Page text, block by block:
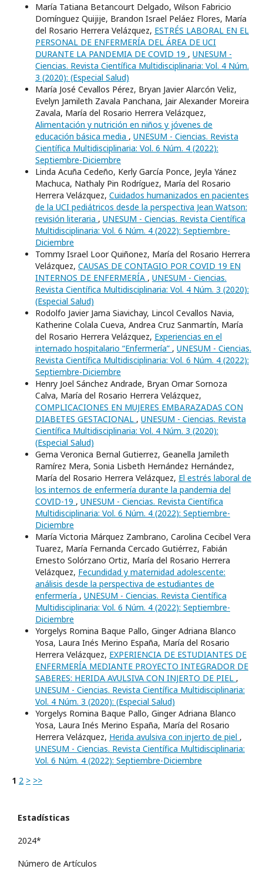
María Tatiana Betancourt Delgado, Wilson Fabricio
Domínguez Quijije, Brandon Israel Peláez Flores, María
del Rosario Herrera Velázquez, ESTRÉS LABORAL EN EL
PERSONAL DE ENFERMERÍA DEL ÁREA DE UCI
DURANTE LA PANDEMIA DE COVID 19 , UNESUM -
Ciencias. Revista Científica Multidisciplinaria: Vol. 4 Núm.
3 (2020): (Especial Salud)
María José Cevallos Pérez, Bryan Javier Alarcón Veliz,
Evelyn Jamileth Zavala Panchana, Jair Alexander Moreira
Zavala, María del Rosario Herrera Velázquez,
Alimentación y nutrición en niños y jóvenes de
educación básica media , UNESUM - Ciencias. Revista
Científica Multidisciplinaria: Vol. 6 Núm. 4 (2022):
Septiembre-Diciembre
Linda Acuña Cedeño, Kerly García Ponce, Jeyla Yánez
Machuca, Nathaly Pin Rodríguez, María del Rosario
Herrera Velázquez, Cuidados humanizados en pacientes
de la UCI pediátricos desde la perspectiva Jean Watson:
revisión literaria , UNESUM - Ciencias. Revista Científica
Multidisciplinaria: Vol. 6 Núm. 4 (2022): Septiembre-
Diciembre
Tommy Israel Loor Quiñonez, María del Rosario Herrera
Velázquez, CAUSAS DE CONTAGIO POR COVID 19 EN
INTERNOS DE ENFERMERÍA , UNESUM - Ciencias.
Revista Científica Multidisciplinaria: Vol. 4 Núm. 3 (2020):
(Especial Salud)
Rodolfo Javier Jama Siavichay, Lincol Cevallos Navia,
Katherine Colala Cueva, Andrea Cruz Sanmartín, María
del Rosario Herrera Velázquez, Experiencias en el
internado hospitalario “Enfermería” , UNESUM - Ciencias.
Revista Científica Multidisciplinaria: Vol. 6 Núm. 4 (2022):
Septiembre-Diciembre
Henry Joel Sánchez Andrade, Bryan Omar Sornoza
Calva, María del Rosario Herrera Velázquez,
COMPLICACIONES EN MUJERES EMBARAZADAS CON
DIABETES GESTACIONAL , UNESUM - Ciencias. Revista
Científica Multidisciplinaria: Vol. 4 Núm. 3 (2020):
(Especial Salud)
Gema Veronica Bernal Gutierrez, Geanella Jamileth
Ramírez Mera, Sonia Lisbeth Hernández Hernández,
María del Rosario Herrera Velázquez, El estrés laboral de
los internos de enfermería durante la pandemia del
COVID-19 , UNESUM - Ciencias. Revista Científica
Multidisciplinaria: Vol. 6 Núm. 4 (2022): Septiembre-
Diciembre
María Victoria Márquez Zambrano, Carolina Cecibel Vera
Tuarez, María Fernanda Cercado Gutiérrez, Fabián
Ernesto Solórzano Ortiz, María del Rosario Herrera
Velázquez, Fecundidad y maternidad adolescente:
análisis desde la perspectiva de estudiantes de
enfermería , UNESUM - Ciencias. Revista Científica
Multidisciplinaria: Vol. 6 Núm. 4 (2022): Septiembre-
Diciembre
Yorgelys Romina Baque Pallo, Ginger Adriana Blanco
Yosa, Laura Inés Merino España, María del Rosario
Herrera Velázquez, EXPERIENCIA DE ESTUDIANTES DE
ENFERMERÍA MEDIANTE PROYECTO INTEGRADOR DE
SABERES: HERIDA AVULSIVA CON INJERTO DE PIEL ,
UNESUM - Ciencias. Revista Científica Multidisciplinaria:
Vol. 4 Núm. 3 (2020): (Especial Salud)
Yorgelys Romina Baque Pallo, Ginger Adriana Blanco
Yosa, Laura Inés Merino España, María del Rosario
Herrera Velázquez, Herida avulsiva con injerto de piel ,
UNESUM - Ciencias. Revista Científica Multidisciplinaria:
Vol. 6 Núm. 4 (2022): Septiembre-Diciembre
1 2 > >>
Estadísticas
2024*
Número de Artículos